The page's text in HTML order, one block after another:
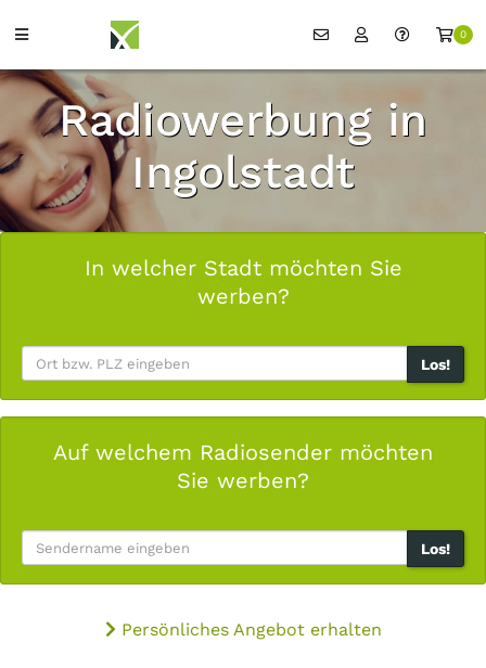
0
Radiowerbung in
Ingolstadt
In welcher Stadt möchten Sie
werben?
Los!
Auf welchem Radiosender möchten
Sie werben?
Los!
Persönliches Angebot erhalten